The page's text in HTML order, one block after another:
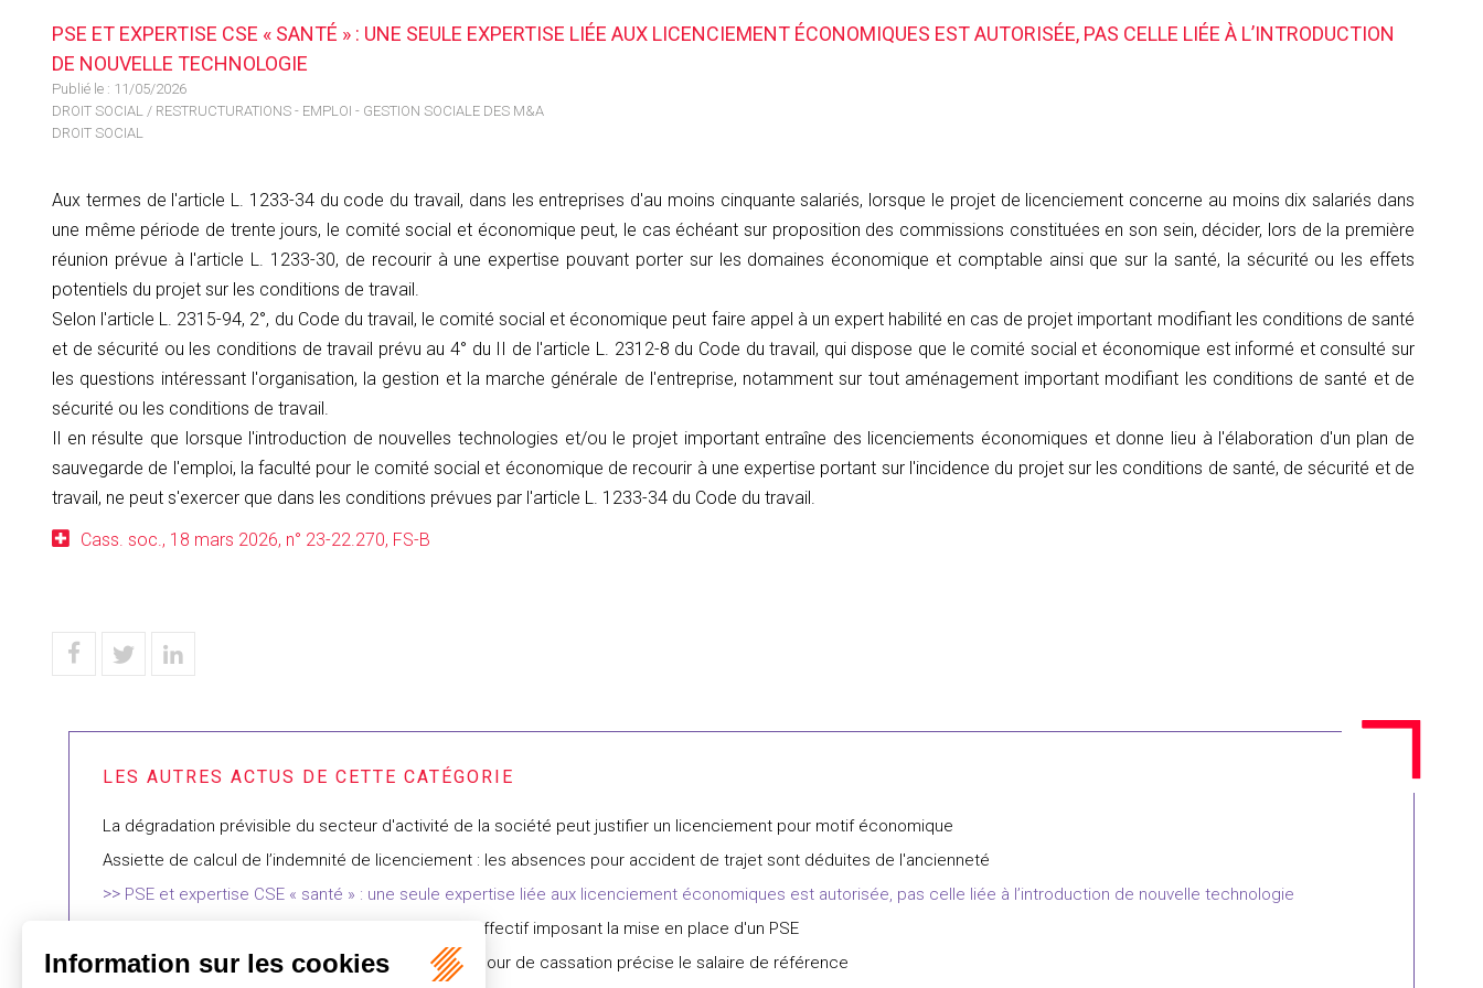
PSE ET EXPERTISE CSE « SANTÉ » : UNE SEULE EXPERTISE LIÉE AUX LICENCIEMENT ÉCONOMIQUES EST AUTORISÉE, PAS CELLE LIÉE À L’INTRODUCTION
DE NOUVELLE TECHNOLOGIE
Publié le : 11/05/2026
DROIT SOCIAL / RESTRUCTURATIONS - EMPLOI - GESTION SOCIALE DES M&A
DROIT SOCIAL
Aux termes de l'article L. 1233-34 du code du travail, dans les entreprises d'au moins cinquante salariés, lorsque le projet de licenciement concerne au moins dix salariés dans
une même période de trente jours, le comité social et économique peut, le cas échéant sur proposition des commissions constituées en son sein, décider, lors de la première
réunion prévue à l'article L. 1233-30, de recourir à une expertise pouvant porter sur les domaines économique et comptable ainsi que sur la santé, la sécurité ou les effets
potentiels du projet sur les conditions de travail.
Selon l'article L. 2315-94, 2°, du Code du travail, le comité social et économique peut faire appel à un expert habilité en cas de projet important modifiant les conditions de santé
et de sécurité ou les conditions de travail prévu au 4° du II de l'article L. 2312-8 du Code du travail, qui dispose que le comité social et économique est informé et consulté sur
les questions intéressant l'organisation, la gestion et la marche générale de l'entreprise, notamment sur tout aménagement important modifiant les conditions de santé et de
sécurité ou les conditions de travail.
Il en résulte que lorsque l'introduction de nouvelles technologies et/ou le projet important entraîne des licenciements économiques et donne lieu à l'élaboration d'un plan de
sauvegarde de l'emploi, la faculté pour le comité social et économique de recourir à une expertise portant sur l'incidence du projet sur les conditions de santé, de sécurité et de
travail, ne peut s'exercer que dans les conditions prévues par l'article L. 1233-34 du Code du travail.
Cass. soc., 18 mars 2026, n° 23-22.270, FS-B
La dégradation prévisible du secteur d'activité de la société peut justifier un licenciement pour motif économique
Assiette de calcul de l’indemnité de licenciement : les absences pour accident de trajet sont déduites de l'ancienneté
PSE et expertise CSE « santé » : une seule expertise liée aux licenciement économiques est autorisée, pas celle liée à l’introduction de nouvelle technologie
Les salariés mis à disposition sont retenus dans l'effectif imposant la mise en place d'un PSE
L'arrêt à ne pas manquer | Barème prud'homal : la Cour de cassation précise le salaire de référence